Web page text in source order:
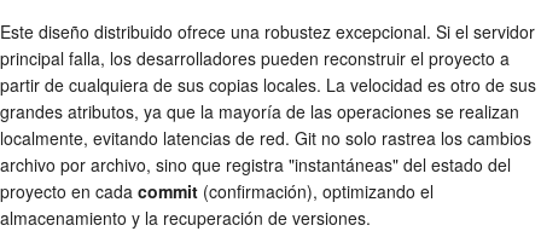
Este diseño distribuido ofrece una robustez excepcional. Si el servidor
principal falla, los desarrolladores pueden reconstruir el proyecto a
partir de cualquiera de sus copias locales. La velocidad es otro de sus
grandes atributos, ya que la mayoría de las operaciones se realizan
localmente, evitando latencias de red. Git no solo rastrea los cambios
archivo por archivo, sino que registra "instantáneas" del estado del
proyecto en cada commit (confirmación), optimizando el
almacenamiento y la recuperación de versiones.